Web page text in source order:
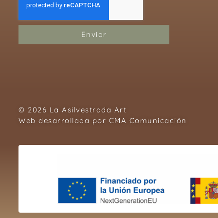
Enviar
© 2026 La Asilvestrada Art
Web desarrollada por CMA Comunicación